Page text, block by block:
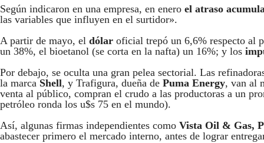
Según indicaron en una empresa, en enero el atraso
las variables que influyen en el surtidor».
A partir de mayo, el dólar oficial trepó un 6,6% respecto al
un 38%, el bioetanol (se corta en la nafta) un 16%; y los
Por debajo, se oculta una gran pelea sectorial. Las
la marca Shell, y Trafigura, dueña de Puma Energy, van al
venta al público, compran el crudo a las productoras a un
petróleo ronda los u$s 75 en el mundo).
Así, algunas firmas independientes como Vista Oil & Gas,
abastecer primero el mercado interno, antes de lograr